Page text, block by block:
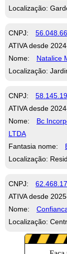
Localização:
CNPJ:
ATIVA desde
Nome:
Natalice
Localização:
CNPJ:
ATIVA desde
Nome:
Bc
LTDA
Fantasia nome:
Localização:
CNPJ:
ATIVA desde
Nome:
Localização: